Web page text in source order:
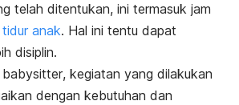
telah ditentukan, ini termasuk jam
anak. Hal ini tentu dapat
disiplin.
babysitter, kegiatan yang dilakukan
dengan kebutuhan dan